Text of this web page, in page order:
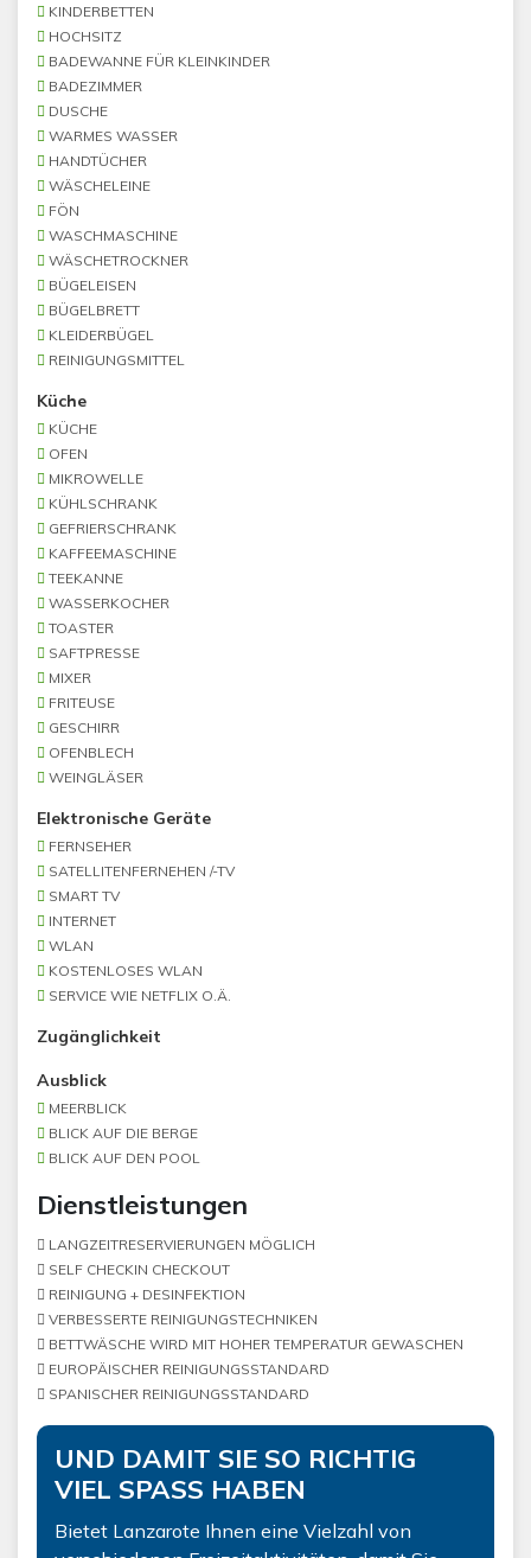
KINDERBETTEN
HOCHSITZ
BADEWANNE FÜR KLEINKINDER
BADEZIMMER
DUSCHE
WARMES WASSER
HANDTÜCHER
WÄSCHELEINE
FÖN
WASCHMASCHINE
WÄSCHETROCKNER
BÜGELEISEN
BÜGELBRETT
KLEIDERBÜGEL
REINIGUNGSMITTEL
Küche
KÜCHE
OFEN
MIKROWELLE
KÜHLSCHRANK
GEFRIERSCHRANK
KAFFEEMASCHINE
TEEKANNE
WASSERKOCHER
TOASTER
SAFTPRESSE
MIXER
FRITEUSE
GESCHIRR
OFENBLECH
WEINGLÄSER
Elektronische Geräte
FERNSEHER
SATELLITENFERNEHEN /-TV
SMART TV
INTERNET
WLAN
KOSTENLOSES WLAN
SERVICE WIE NETFLIX O.Ä.
Zugänglichkeit
Ausblick
MEERBLICK
BLICK AUF DIE BERGE
BLICK AUF DEN POOL
Dienstleistungen
LANGZEITRESERVIERUNGEN MÖGLICH
SELF CHECKIN CHECKOUT
REINIGUNG + DESINFEKTION
VERBESSERTE REINIGUNGSTECHNIKEN
BETTWÄSCHE WIRD MIT HOHER TEMPERATUR GEWASCHEN
EUROPÄISCHER REINIGUNGSSTANDARD
SPANISCHER REINIGUNGSSTANDARD
UND DAMIT SIE SO RICHTIG
VIEL SPASS HABEN
Bietet Lanzarote Ihnen eine Vielzahl von